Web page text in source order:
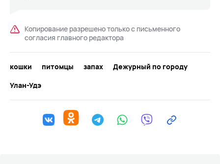
Копирование разрешено только с письменного
согласия главного редактора
кошки питомцы запах
Дежурный по городу
Улан-Удэ